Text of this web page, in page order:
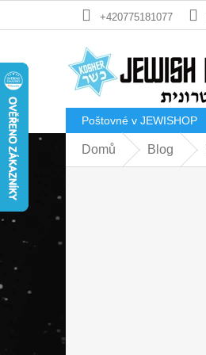
+420775181077
Poštovné v JEWISHOP
Domů Blog